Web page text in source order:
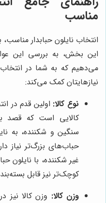
مناسب
انتخاب نایلون حبابدار
این بخش، به بررسی این
می‌دهیم که به شما در انتخاب
نیازهایتان کمک می‌کند:
نوع کالا: اولین قدم در
کالایی است که قصد
سنگین و شکننده، به
حباب‌های بزرگ‌تر نیاز
غیر شکننده، با نایلون
کوچک‌تر نیز قابل
وزن کالا: وزن کالا نیز